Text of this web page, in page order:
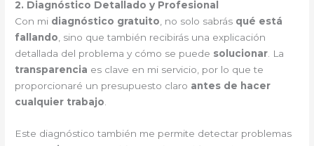
2. Diagnóstico Detallado y Profesional
Con mi diagnóstico gratuito , no solo sabrás qué está
fallando , sino que también recibirás una explicación
detallada del problema y cómo se puede solucionar . La
transparencia es clave en mi servicio, por lo que te
proporcionaré un presupuesto claro antes de hacer
cualquier trabajo
Este diagnóstico también me permite detectar problemas